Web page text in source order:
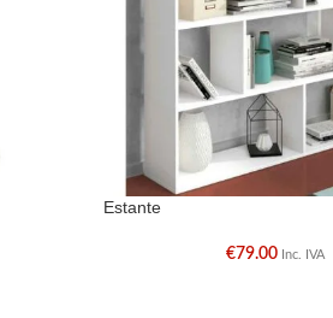
Estante
€79.00 Inc. IVA